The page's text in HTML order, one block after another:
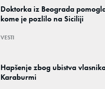
Doktorka iz Beograda
kome je pozlilo na Siciliji
VESTI
Hapšenje zbog ubistva
Karaburmi